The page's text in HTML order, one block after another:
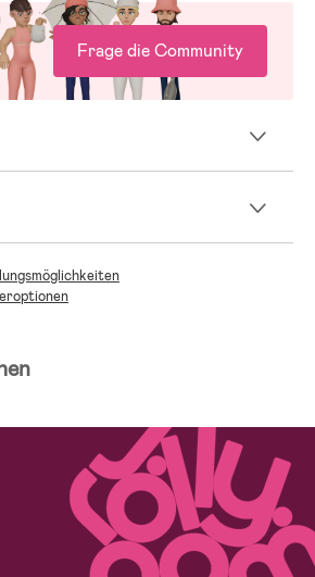
Frage die Community